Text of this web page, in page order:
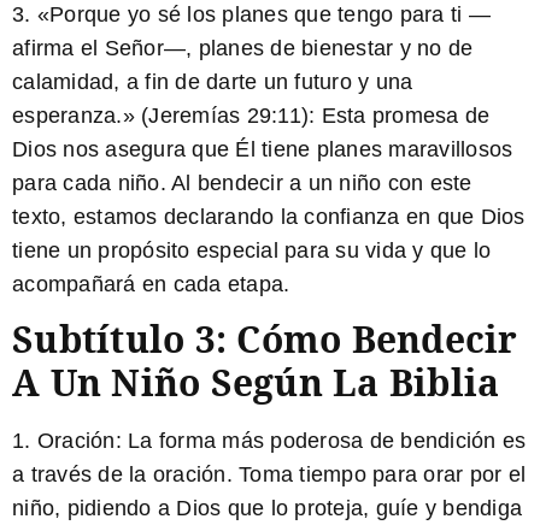
3. «Porque yo sé los planes que tengo para ti —
afirma el Señor—, planes de bienestar y no de
calamidad, a fin de darte un futuro y una
esperanza.» (Jeremías 29:11): Esta promesa de
Dios nos asegura que Él tiene planes maravillosos
para cada niño. Al bendecir a un niño con este
texto, estamos declarando la confianza en que Dios
tiene un propósito especial para su vida y que lo
acompañará en cada etapa.
Subtítulo 3: Cómo Bendecir
A Un Niño Según La Biblia
1. Oración: La forma más poderosa de bendición es
a través de la oración. Toma tiempo para orar por el
niño, pidiendo a Dios que lo proteja, guíe y bendiga